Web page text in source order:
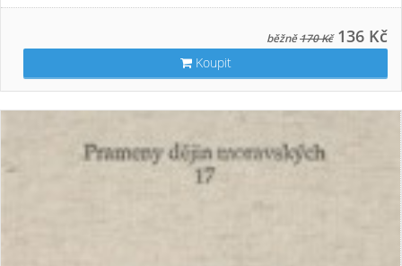
běžně170 Kč 136 Kč
Koupit